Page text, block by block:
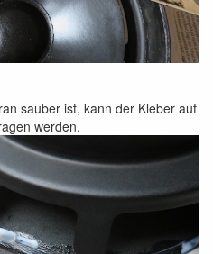
sauber ist, kann der Kleber auf
werden.